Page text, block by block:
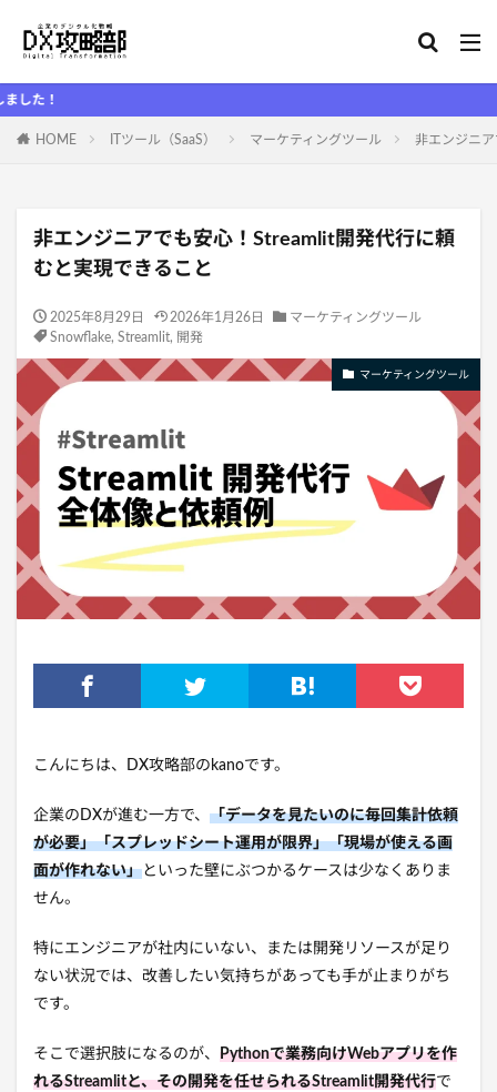
HOME ITツール（SaaS） マーケティングツール 非エンジニ
非エンジニアでも安心！Streamlit開発代行に頼
むと実現できること
2025年8月29日 2026年1月26日
マーケティングツール
Snowflake, Streamlit, 開発
マーケティングツール
こんにちは、DX攻略部のkanoです。
企業のDXが進む一方で、 「データを見たいのに毎回集計依頼
が必要」「スプレッドシート運用が限界」「現場が使える画
面が作れない」といった壁にぶつかるケースは少なくありま
せん。
特にエンジニアが社内にいない、または開発リソースが足り
ない状況では、改善したい気持ちがあっても手が止まりがち
です。
そこで選択肢になるのが、 Pythonで業務向けWebアプリを作
れるStreamlitと、その開発を任せられるStreamlit開発代行で